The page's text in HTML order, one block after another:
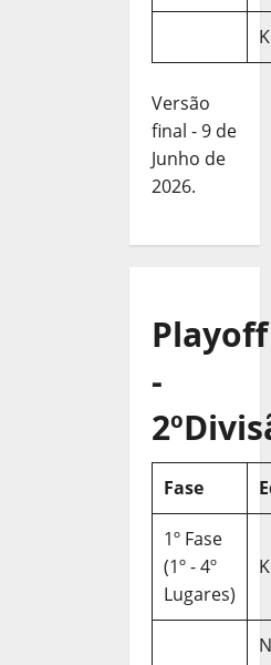
Versão
final - 9 de
Junho de
2026.
Playoff
-
Fase
1º Fase
(1º - 4º
Lugares)